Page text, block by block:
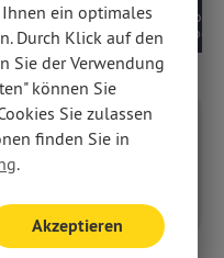
10 Jahre Motor-/
Getriebegarantie
Sie Ihr
ein optimales
Durch Klick auf den
Sie der Verwendung
können Sie
Sie zulassen
finden Sie in
.
Akzeptieren